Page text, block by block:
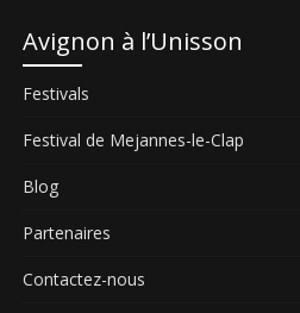
Avignon à l’Unisson
Festivals
Festival de Mejannes-le-Clap
Blog
Partenaires
Contactez-nous